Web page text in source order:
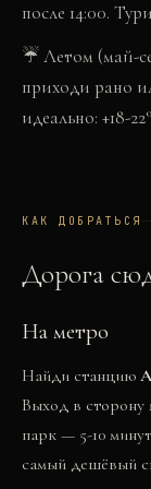
после 14:00.
☔Летом (май-
приходи рано
идеально: +18-
КАК ДОБРАТЬСЯ
Дорога
На метро
Найди станцию
Выход в сторону
парк — 5-10
самый дешёвый